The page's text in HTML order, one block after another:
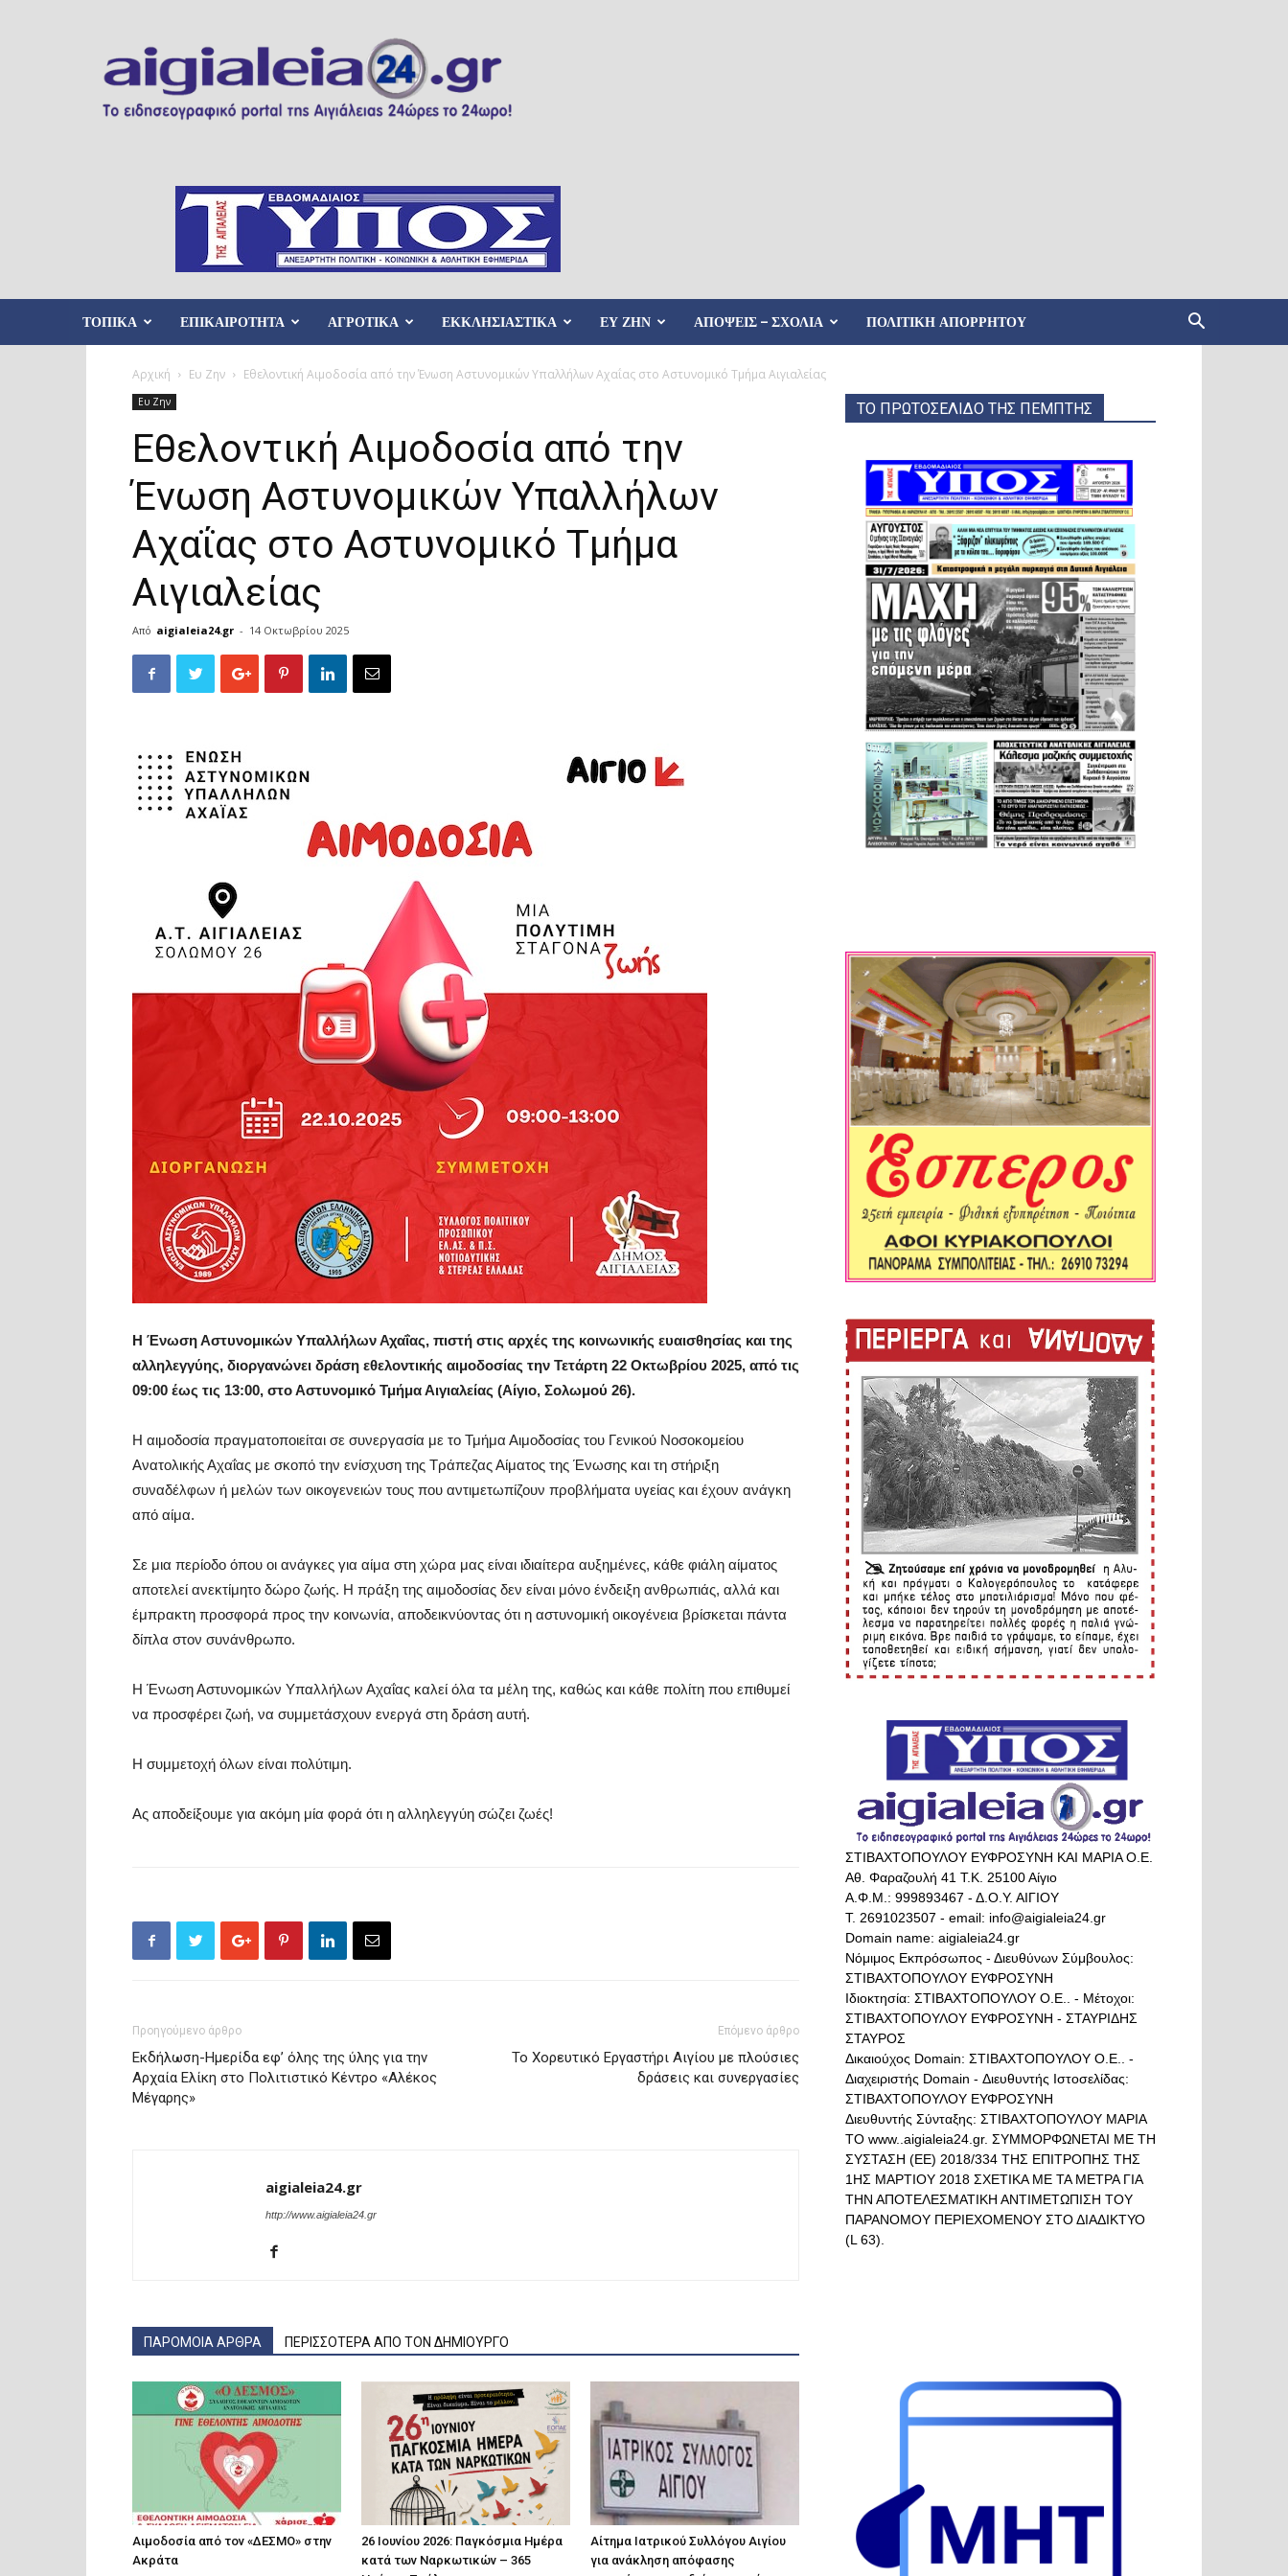
ΤΟΠΙΚΑ ΕΠΙΚΑΙΡΟΤΗΤΑ ΑΓΡΟΤΙΚΑ ΕΚΚΛΗΣΙΑΣΤΙΚΑ ΕΥ ΖΗΝ ΑΠΟΨΕΙΣ – ΣΧΟΛΙΑ ΠΟΛΙΤΙΚΉ ΑΠΟΡΡΉΤΟΥ
Αρχική Ευ Ζην Εθελοντική Αιμοδοσία από την Ένωση Αστυνομικών Υπαλλήλων Αχαΐας στο Αστυνομικό Τμήμα Αιγιαλείας
Ευ Ζην
Εθελοντική Αιμοδοσία από την
Ένωση Αστυνομικών Υπαλλήλων
Αχαΐας στο Αστυνομικό Τμήμα
Αιγιαλείας
Από aigialeia24.gr - 14 Οκτωβρίου 2025
Η Ένωση Αστυνομικών Υπαλλήλων Αχαΐας, πιστή στις αρχές της κοινωνικής ευαισθησίας και της
αλληλεγγύης, διοργανώνει δράση εθελοντικής αιμοδοσίας την Τετάρτη 22 Οκτωβρίου 2025, από τις
09:00 έως τις 13:00, στοΑστυνομικό Τμήμα Αιγιαλείας (Αίγιο, Σολωμού 26).
Η αιμοδοσία πραγματοποιείται σε συνεργασία με το Τμήμα Αιμοδοσίας του Γενικού Νοσοκομείου
Ανατολικής Αχαΐας με σκοπό την ενίσχυση της Τράπεζας Αίματος της Ένωσης και τη στήριξη
συναδέλφων ή μελών των οικογενειών τους που αντιμετωπίζουν προβλήματα υγείας και έχουν ανάγκη
από αίμα.
Σε μια περίοδο όπου οι ανάγκες για αίμα στη χώρα μας είναι ιδιαίτερα αυξημένες, κάθε φιάλη αίματος
αποτελεί ανεκτίμητο δώρο ζωής. Η πράξη της αιμοδοσίας δεν είναι μόνο ένδειξη ανθρωπιάς, αλλά και
έμπρακτη προσφορά προς την κοινωνία, αποδεικνύοντας ότι η αστυνομική οικογένεια βρίσκεται πάντα
δίπλα στον συνάνθρωπο.
Η Ένωση Αστυνομικών Υπαλλήλων Αχαΐας καλεί όλα τα μέλη της, καθώς και κάθε πολίτη που επιθυμεί
να προσφέρει ζωή, να συμμετάσχουν ενεργά στη δράση αυτή.
Η συμμετοχή όλων είναι πολύτιμη.
Ας αποδείξουμε για ακόμη μία φορά ότι η αλληλεγγύη σώζει ζωές!
Προηγούμενο άρθρο
Εκδήλωση-Ημερίδα εφ’ όλης της ύλης για την
Αρχαία Ελίκη στο Πολιτιστικό Κέντρο «Αλέκος
Μέγαρης»
Επόμενο άρθρο
Το Χορευτικό Εργαστήρι Αιγίου με πλούσιες
δράσεις και συνεργασίες
aigialeia24.gr
http://www.aigialeia24.gr
ΠΑΡΟΜΟΙΑ ΑΡΘΡΑ ΠΕΡΙΣΣΟΤΕΡΑ ΑΠΟ ΤΟΝ ΔΗΜΙΟΥΡΓΟ
Αιμοδοσία από τον «ΔΕΣΜΟ» στην
Ακράτα
26 Ιουνίου 2026: Παγκόσμια Ημέρα
κατά των Ναρκωτικών – 365
Αίτημα Ιατρικού Συλλόγου Αιγίου
για ανάκληση απόφασης
ΤΟ ΠΡΩΤΟΣΕΛΙΔΟ ΤΗΣ ΠΕΜΠΤΗΣ
ΣΤΙΒΑΧΤΟΠΟΥΛΟΥ ΕΥΦΡΟΣΥΝΗ ΚΑΙ ΜΑΡΙΑ Ο.Ε.
Αθ. Φαραζουλή 41 Τ.Κ. 25100 Αίγιο
Α.Φ.Μ.: 999893467 - Δ.Ο.Υ. ΑΙΓΙΟΥ
Τ. 2691023507 - email: info@aigialeia24.gr
Domain name: aigialeia24.gr
Νόμιμος Εκπρόσωπος - Διευθύνων Σύμβουλος:
ΣΤΙΒΑΧΤΟΠΟΥΛΟΥ ΕΥΦΡΟΣΥΝΗ
Ιδιοκτησία: ΣΤΙΒΑΧΤΟΠΟΥΛΟΥ Ο.Ε.. - Μέτοχοι:
ΣΤΙΒΑΧΤΟΠΟΥΛΟΥ ΕΥΦΡΟΣΥΝΗ - ΣΤΑΥΡΙΔΗΣ
ΣΤΑΥΡΟΣ
Δικαιούχος Domain: ΣΤΙΒΑΧΤΟΠΟΥΛΟΥ Ο.Ε.. -
Διαχειριστής Domain - Διευθυντής Ιστοσελίδας:
ΣΤΙΒΑΧΤΟΠΟΥΛΟΥ ΕΥΦΡΟΣΥΝΗ
Διευθυντής Σύνταξης: ΣΤΙΒΑΧΤΟΠΟΥΛΟΥ ΜΑΡΙΑ
ΤΟ www..aigialeia24.gr. ΣΥΜΜΟΡΦΩΝΕΤΑΙ ΜΕ ΤΗ
ΣΥΣΤΑΣΗ (ΕΕ) 2018/334 ΤΗΣ ΕΠΙΤΡΟΠΗΣ ΤΗΣ
1ΗΣ ΜΑΡΤΙΟΥ 2018 ΣΧΕΤΙΚΑ ΜΕ ΤΑ ΜΕΤΡΑ ΓΙΑ
ΤΗΝ ΑΠΟΤΕΛΕΣΜΑΤΙΚΗ ΑΝΤΙΜΕΤΩΠΙΣΗ ΤΟΥ
ΠΑΡΑΝΟΜΟΥ ΠΕΡΙΕΧΟΜΕΝΟΥ ΣΤΟ ΔΙΑΔΙΚΤΥΟ
(L 63).